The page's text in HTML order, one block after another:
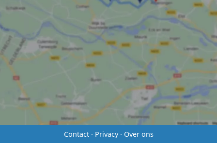
Contact· Privacy· Over ons